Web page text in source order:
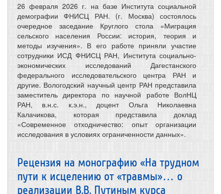
26 февраля 2026 г. на базе Института социальной
демографии ФНИСЦ РАН. (г. Москва) состоялось
очередное заседание Круглого стола «Миграция
сельского населения России: история, теория и
методы изучения». В его работе приняли участие
сотрудники ИСД ФНИСЦ РАН, Института социально-
экономических исследований Дагестанского
федерального исследовательского центра РАН и
другие. Вологодский научный центр РАН представила
заместитель директора по научной работе ВолНЦ
РАН, в.н.с. к.э.н., доцент Ольга Николаевна
Калачикова, которая представила доклад
«Современное отходничество: опыт организации
исследования в условиях ограниченности данных».
Рецензия на монографию «На трудном
пути к исцелению от «травмы»… о
реализации В.В. Путиным курса